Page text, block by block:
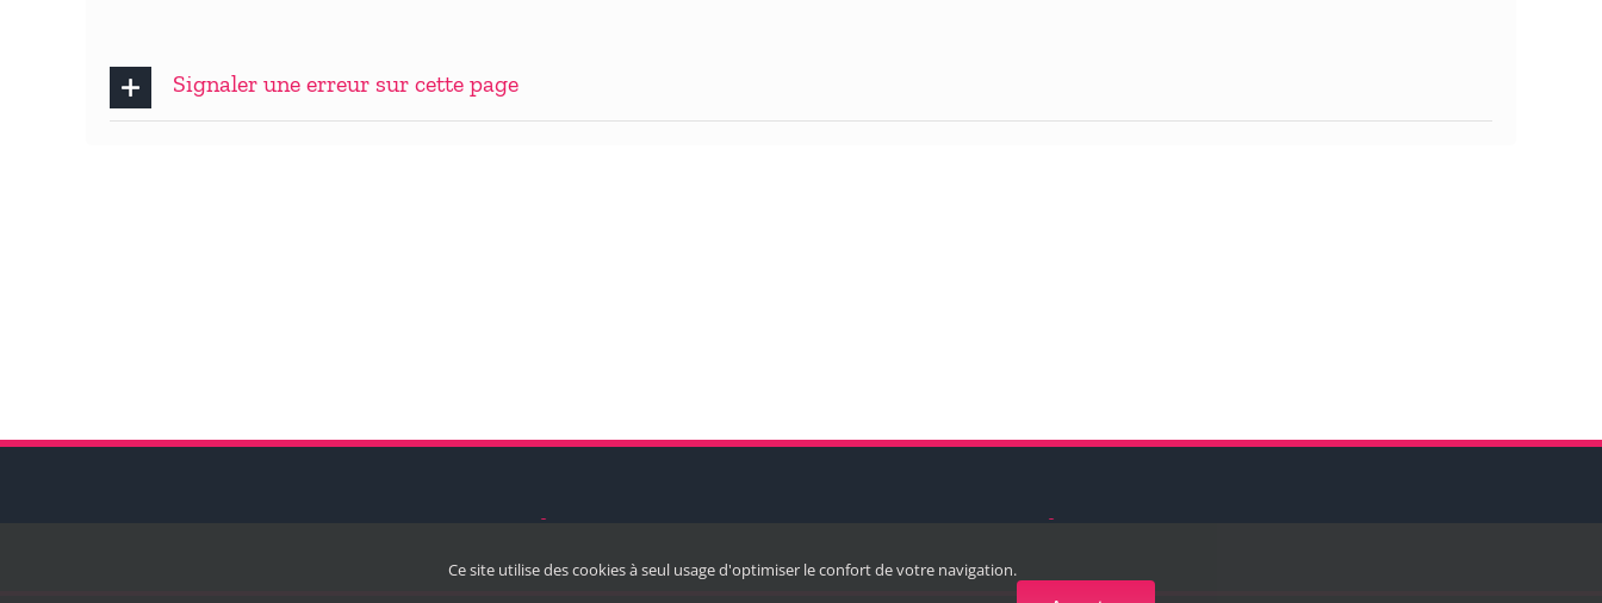
Signaler une erreur sur cette page
Ce site utilise des cookies à seul usage d'optimiser le confort de votre navigation.